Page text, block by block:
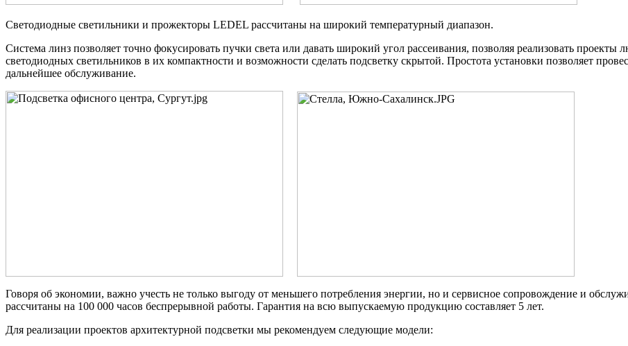
Светодиодные светильники и прожекторы LEDEL рассчитаны на широкий температурный диапазон.
Система линз позволяет точно фокусировать пучки света или давать широкий угол рассеивания, позволяя реализовать
светодиодных светильников в их компактности и возможности сделать подсветку скрытой. Простота установки позволяет
дальнейшее обслуживание.
Говоря об экономии, важно учесть не только выгоду от меньшего потребления энергии, но и сервисное сопровождение и
рассчитаны на 100 000 часов беспрерывной работы. Гарантия на всю выпускаемую продукцию составляет 5 лет.
Для реализации проектов архитектурной подсветки мы рекомендуем следующие модели: